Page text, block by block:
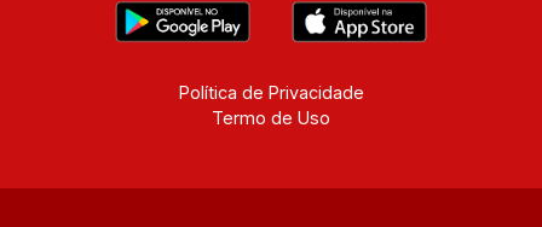
Política de Privacidade
Termo de Uso